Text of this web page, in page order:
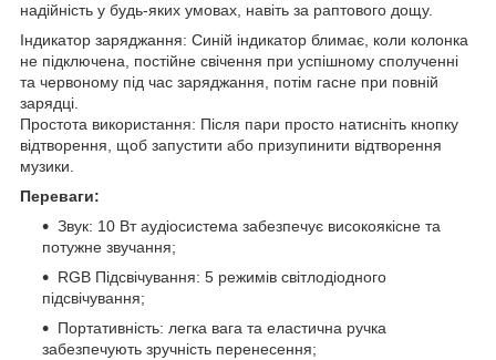
надійність у будь-яких умовах, навіть за раптового дощу.
Індикатор заряджання: Синій індикатор блимає, коли колонка
не підключена, постійне свічення при успішному сполученні
та червоному під час заряджання, потім гасне при повній
зарядці.
Простота використання: Після пари просто натисніть кнопку
відтворення, щоб запустити або призупинити відтворення
музики.
Переваги:
Звук: 10 Вт аудіосистема забезпечує високоякісне та
потужне звучання;
RGB Підсвічування: 5 режимів світлодіодного
підсвічування;
Портативність: легка вага та еластична ручка
забезпечують зручність перенесення;